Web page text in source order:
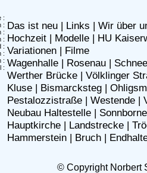
:
:
:
:
:
:
:
:
Das ist neu| Links | Wir über
Hochzeit| Modelle| HU
Variationen| Filme
Wagenhalle| Rosenau| Schnee
Werther Brücke| Völklinger
Kluse| Bismarcksteg|
Pestalozzistraße| Westende|
Neubau Haltestelle|
Hauptkirche| Landstrecke|
Hammerstein| Bruch|
© Copyright Norbert